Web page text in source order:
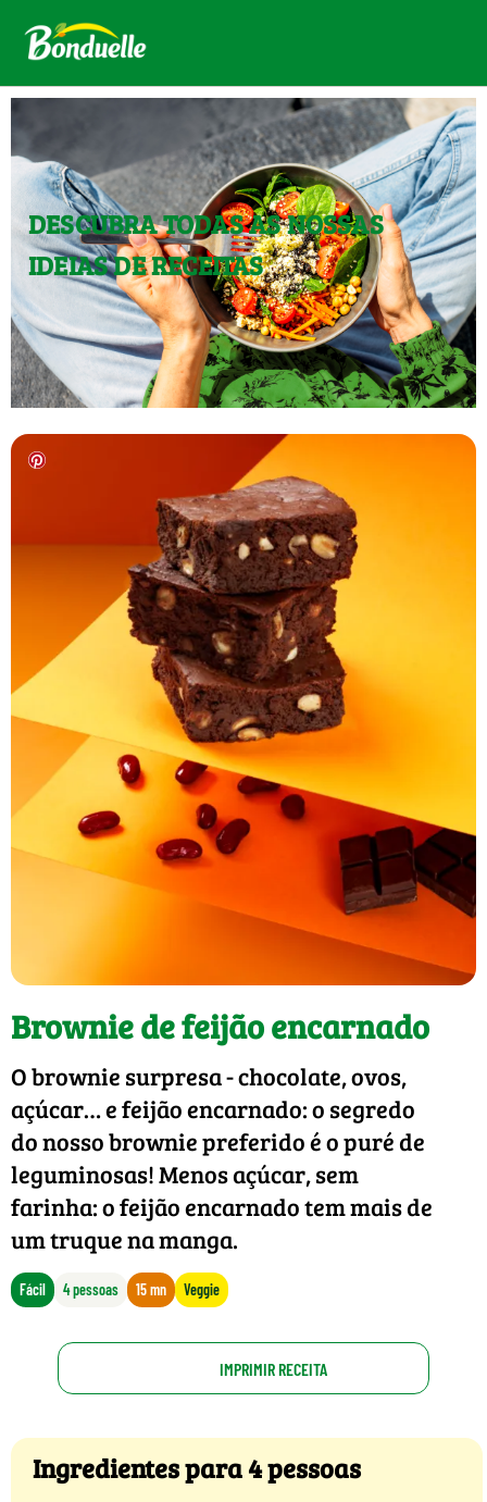
DESCUBRA TODAS AS NOSSAS
IDEIAS DE RECEITAS
Brownie de feijão encarnado
O brownie surpresa - chocolate, ovos,
açúcar… e feijão encarnado: o segredo
do nosso brownie preferido é o puré de
leguminosas! Menos açúcar, sem
farinha: o feijão encarnado tem mais de
um truque na manga.
Fácil 4 pessoas 15 mn Veggie
IMPRIMIR RECEITA
Ingredientes para 4 pessoas